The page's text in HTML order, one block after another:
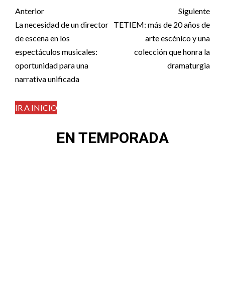
Post
navigation
Anterior
La necesidad de un director
de escena en los
espectáculos musicales:
oportunidad para una
narrativa unificada
Siguiente
TETIEM: más de 20 años de
arte escénico y una
colección que honra la
dramaturgia
IR A INICIO
EN TEMPORADA